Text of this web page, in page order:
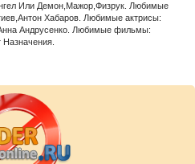
Или Демон,Мажор,Физрук. Любимые
Хабаров. Любимые актрисы:
Андрусенко. Любимые фильмы: